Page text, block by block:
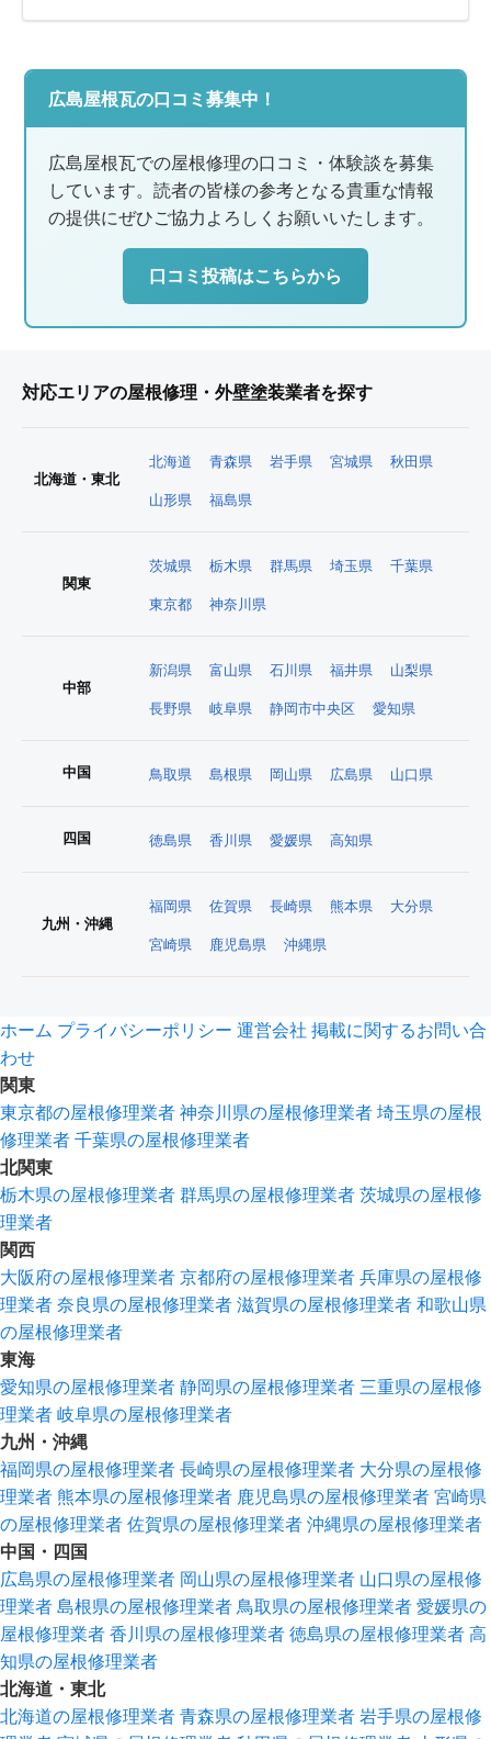
広島屋根瓦の口コミ募集中！
広島屋根瓦での屋根修理の口コミ・体験談を募集
しています。読者の皆様の参考となる貴重な情報
の提供にぜひご協力よろしくお願いいたします。
口コミ投稿はこちらから
対応エリアの屋根修理・外壁塗装業者を探す
北海道・東北
北海道 青森県 岩手県 宮城県 秋田県
山形県 福島県
関東
茨城県 栃木県 群馬県 埼玉県 千葉県
東京都 神奈川県
中部
新潟県 富山県 石川県 福井県 山梨県
長野県 岐阜県 静岡市中央区 愛知県
中国 鳥取県 島根県 岡山県 広島県 山口県
四国 徳島県 香川県 愛媛県 高知県
九州・沖縄
福岡県 佐賀県 長崎県 熊本県 大分県
宮崎県 鹿児島県 沖縄県
ホーム プライバシーポリシー 運営会社 掲載に関するお問い合
わせ
関東
東京都の屋根修理業者 神奈川県の屋根修理業者 埼玉県の屋根
修理業者 千葉県の屋根修理業者
北関東
栃木県の屋根修理業者 群馬県の屋根修理業者 茨城県の屋根修
理業者
関西
大阪府の屋根修理業者 京都府の屋根修理業者 兵庫県の屋根修
理業者 奈良県の屋根修理業者 滋賀県の屋根修理業者 和歌山県
の屋根修理業者
東海
愛知県の屋根修理業者 静岡県の屋根修理業者 三重県の屋根修
理業者 岐阜県の屋根修理業者
九州・沖縄
福岡県の屋根修理業者 長崎県の屋根修理業者 大分県の屋根修
理業者 熊本県の屋根修理業者 鹿児島県の屋根修理業者 宮崎県
の屋根修理業者 佐賀県の屋根修理業者 沖縄県の屋根修理業者
中国・四国
広島県の屋根修理業者 岡山県の屋根修理業者 山口県の屋根修
理業者 島根県の屋根修理業者 鳥取県の屋根修理業者 愛媛県の
屋根修理業者 香川県の屋根修理業者 徳島県の屋根修理業者 高
知県の屋根修理業者
北海道・東北
北海道の屋根修理業者 青森県の屋根修理業者 岩手県の屋根修